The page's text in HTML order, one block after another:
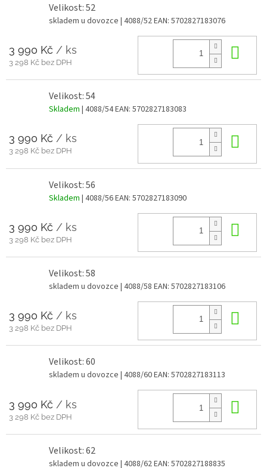
Velikost: 52
skladem u dovozce | 4088/52EAN: 5702827183076
3 990 Kč / ks
3 298 Kč bez DPH
Velikost: 54
Skladem | 4088/54EAN: 5702827183083
3 990 Kč / ks
3 298 Kč bez DPH
Velikost: 56
Skladem | 4088/56EAN: 5702827183090
3 990 Kč / ks
3 298 Kč bez DPH
Velikost: 58
skladem u dovozce | 4088/58 EAN: 5702827183106
3 990 Kč / ks
3 298 Kč bez DPH
Velikost: 60
skladem u dovozce | 4088/60EAN: 5702827183113
3 990 Kč / ks
3 298 Kč bez DPH
Velikost: 62
skladem u dovozce | 4088/62EAN: 5702827188835